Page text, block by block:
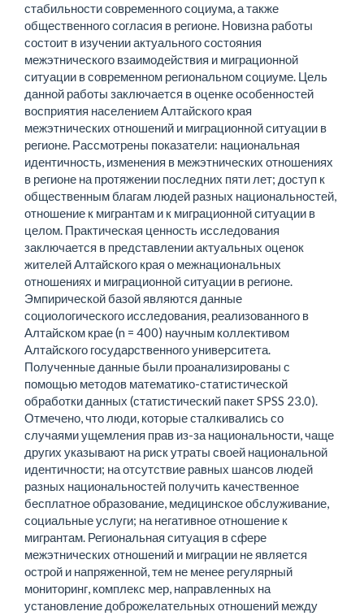
стабильности современного социума, а также
общественного согласия в регионе. Новизна работы
состоит в изучении актуального состояния
межэтнического взаимодействия и миграционной
ситуации в современном региональном социуме. Цель
данной работы заключается в оценке особенностей
восприятия населением Алтайского края
межэтнических отношений и миграционной ситуации в
регионе. Рассмотрены показатели: национальная
идентичность, изменения в межэтнических отношениях
в регионе на протяжении последних пяти лет; доступ к
общественным благам людей разных национальностей,
отношение к мигрантам и к миграционной ситуации в
целом. Практическая ценность исследования
заключается в представлении актуальных оценок
жителей Алтайского края о межнациональных
отношениях и миграционной ситуации в регионе.
Эмпирической базой являются данные
социологического исследования, реализованного в
Алтайском крае (n = 400) научным коллективом
Алтайского государственного университета.
Полученные данные были проанализированы с
помощью методов математико-статистической
обработки данных (статистический пакет SPSS 23.0).
Отмечено, что люди, которые сталкивались со
случаями ущемления прав из-за национальности, чаще
других указывают на риск утраты своей национальной
идентичности; на отсутствие равных шансов людей
разных национальностей получить качественное
бесплатное образование, медицинское обслуживание,
социальные услуги; на негативное отношение к
мигрантам. Региональная ситуация в сфере
межэтнических отношений и миграции не является
острой и напряженной, тем не менее регулярный
мониторинг, комплекс мер, направленных на
установление доброжелательных отношений между